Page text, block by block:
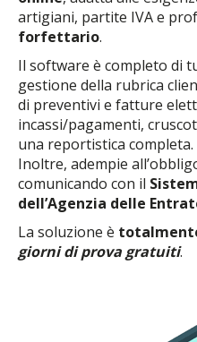
artigiani, partite IVA e
forfettario.
Il software è completo di
gestione della rubrica
di preventivi e fatture
incassi/pagamenti,
una reportistica completa.
Inoltre, adempie
comunicando con il
dell’Agenzia delle
La soluzione è
giorni di prova gratuiti.